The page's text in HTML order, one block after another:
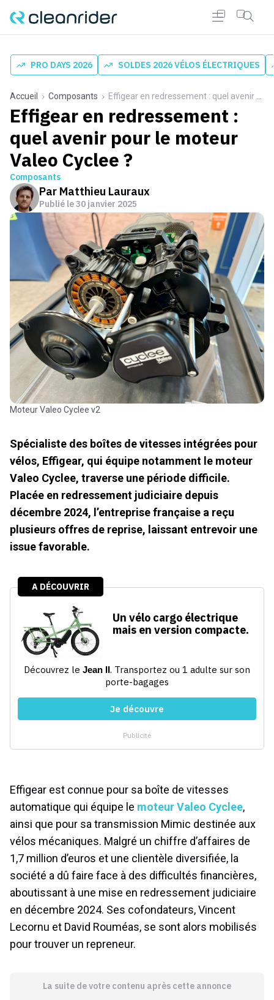
PRO DAYS 2026 SOLDES 2026 VÉLOS ÉLECTRIQUES
Accueil Composants Effigear en redressement : quel avenir pour le moteur Valeo Cyclee ?
Effigear en redressement :
quel avenir pour le moteur
Valeo Cyclee ?
Composants
Par Matthieu Lauraux
Publié le30 janvier 2025
Moteur Valeo Cyclee v2
Spécialiste des boîtes de vitesses intégrées pour
vélos, Effigear, qui équipe notamment le moteur
Valeo Cyclee, traverse une période difficile.
Placée en redressement judiciaire depuis
décembre 2024, l’entreprise française a reçu
plusieurs offres de reprise, laissant entrevoir une
issue favorable.
Effigear est connue pour sa boîte de vitesses
automatique qui équipe le moteur Valeo Cyclee,
ainsi que pour sa transmission Mimic destinée aux
vélos mécaniques. Malgré un chiffre d’affaires de
1,7 million d’euros et une clientèle diversifiée, la
société a dû faire face à des difficultés financières,
aboutissant à une mise en redressement judiciaire
en décembre 2024. Ses cofondateurs, Vincent
Lecornu et David Rouméas, se sont alors mobilisés
pour trouver un repreneur.
La suite de votre contenu après cette annonce